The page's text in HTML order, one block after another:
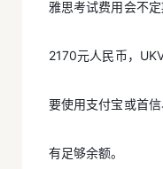
雅思考试费用会不
2170元人民币，
要使用支付宝或首
有足够余额。